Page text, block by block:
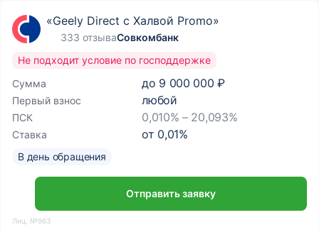
«Geely Direct с Халвой Promo»
333 отзываСовкомбанк
Сумма до 9 000 000 ₽
Первый взнос любой
ПСК 0,010% – 20,093%
Ставка от 0,01%
Не подходит условие по господдержке
В день обращения
Отправить заявку
Лиц. №963